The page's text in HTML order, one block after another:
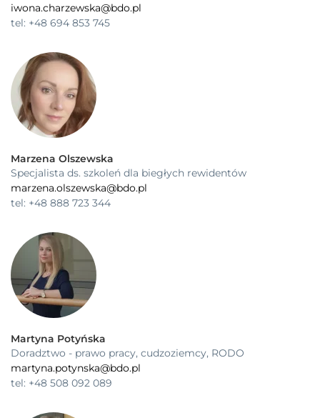
iwona.charzewska@bdo.pl
tel: +48 694 853 745
Marzena Olszewska
Specjalista ds. szkoleń dla biegłych rewidentów
marzena.olszewska@bdo.pl
tel: +48 888 723 344
Martyna Potyńska
Doradztwo - prawo pracy, cudzoziemcy, RODO
martyna.potynska@bdo.pl
tel: +48 508 092 089